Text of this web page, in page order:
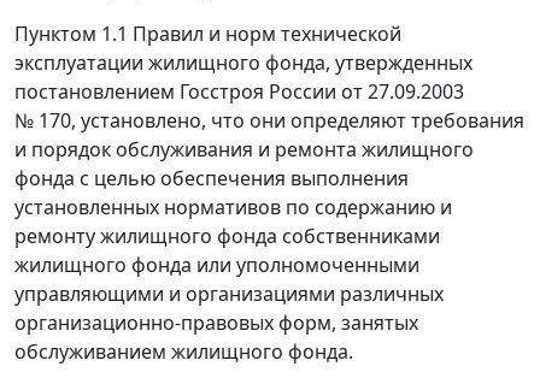
Пунктом 1.1 Правил и норм технической
эксплуатации жилищного фонда, утвержденных
постановлением Госстроя России от 27.09.2003
№ 170, установлено, что они определяют требования
и порядок обслуживания и ремонта жилищного
фонда с целью обеспечения выполнения
установленных нормативов по содержанию и
ремонту жилищного фонда собственниками
жилищного фонда или уполномоченными
управляющими и организациями различных
организационно-правовых форм, занятых
обслуживанием жилищного фонда.